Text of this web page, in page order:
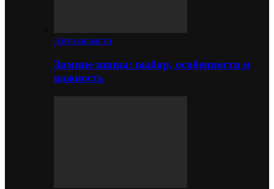
Автозапчасти
Зимние шины: выбор, особенности и
важность